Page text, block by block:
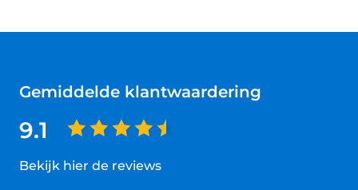
Gemiddelde klantwaardering
9.1
Bekijk hier de reviews